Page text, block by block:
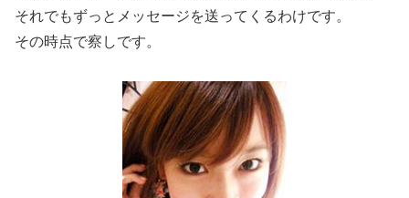
それでもずっとメッセージを送ってくるわけです。
その時点で察しです。